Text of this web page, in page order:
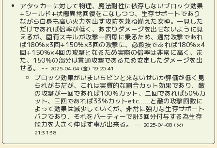
アタッカーに対して物理、魔法耐性に依存しないブロック効果
+シールド+状態異常回復をこなしつつ、生存サポートであり
ながら自身も高い火力を出す攻防を兼ね備えた女神。一見した
だけであれば倍率が低く、あまりダメージを出せないように見
えるが、固有スキルが攻撃一回毎に乗るため、通常攻撃であれ
ば180％×3回+150％×3回の攻撃に、必殺技であれば180％×4
回+150％×4回の攻撃となるため実際の倍率は非常に高く、ま
た、150％の部分は貫通攻撃であるため安定したダメージを出
せる。 -- 2025-04-04 (金) 19:20:41
ブロック効果がいまいちピンと来ないせいか評価が低く見
られがちだが、これは実質的な割合カット効果であり、敵
の攻撃が一回であれば100％カット、二回であれば50％カ
ット、三回であれば33％カットetc……と敵の攻撃回数に
よって効果は減少していくが、非常に強力な生存サポート
バフであり、それをパーティーで計3回分付与する為生存
能力を大きく伸ばす事が出来る。 -- 2025-04-08 (火)
21:31:38